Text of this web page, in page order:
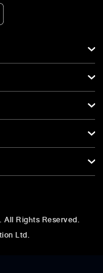
Rights Reserved.
Ltd.